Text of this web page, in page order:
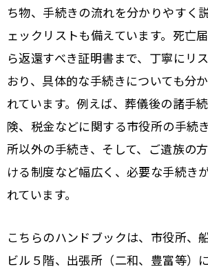
ち物、手続きの流れを分かりやすく
ェックリストも備えています。死亡
ら返還すべき証明書まで、丁寧にリ
おり、具体的な手続きについても分
れています。例えば、葬儀後の諸手
険、税金などに関する市役所の手続
所以外の手続き、そして、ご遺族の
ける制度など幅広く、必要な手続き
れています。
こちらのハンドブックは、市役所、
ビル５階、出張所（二和、豊富等）